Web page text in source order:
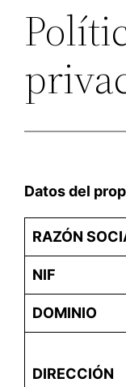
Datos del
RAZÓN
NIF
DOMINIO
DIRECCIÓN